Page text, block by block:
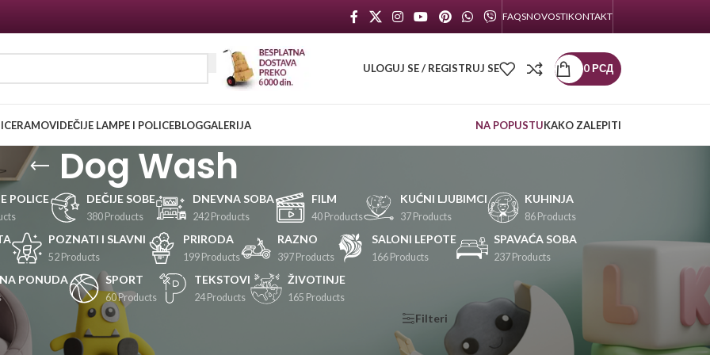
FAQSNOVOSTIKONTAKT
ULOGUJ SE / REGISTRUJ SE 0РСД
RAMOVIDEČIJE LAMPE I POLICEBLOGGALERIJA NA POPUSTUKAKO ZALEPITI
Dog Wash
POLICE DEČIJE SOBE
380 Products
DNEVNA SOBA
242 Products
FILM
40 Products
KUĆNI LJUBIMCI
37 Products
KUHINJA
86 Products
POZNATI I SLAVNI
52 Products
PRIRODA
199 Products
RAZNO
397 Products
SALONI LEPOTE
166 Products
SPAVAĆA SOBA
237 Products
PONUDA SPORT
60 Products
TEKSTOVI
24 Products
ŽIVOTINJE
165 Products
Filteri
KATEGORIJE
PROIZVODA